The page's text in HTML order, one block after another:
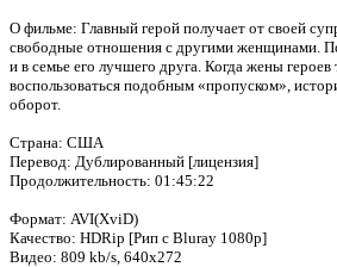
О фильме: Главный герой получает от своей
свободные отношения с другими женщинами.
и в семье его лучшего друга. Когда жены
воспользоваться подобным «пропуском»,
оборот.
Страна: США
Перевод: Дублированный [лицензия]
Продолжительность: 01:45:22
Формат: AVI(XviD)
Качество: HDRip [Рип с Bluray 1080p]
Видео: 809 kb/s, 640x272